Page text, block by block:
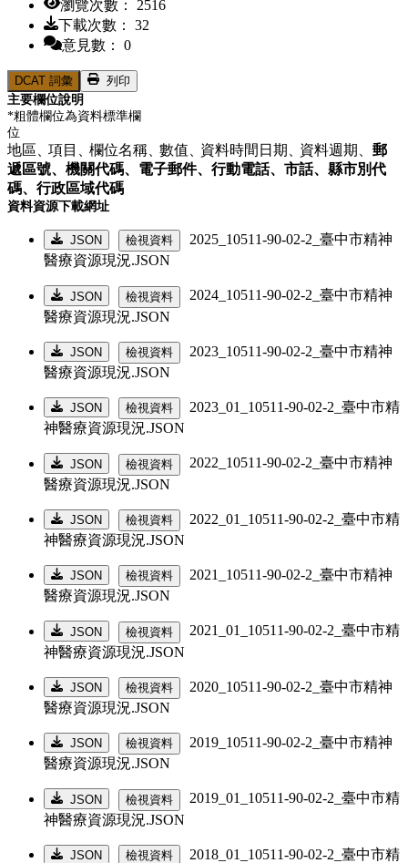
瀏覽次數： 2516
下載次數： 32
意見數： 0
DCAT 詞彙
列印
主要欄位說明
*粗體欄位為資料標準欄
位
地區、項目、欄位名稱、數值、資料時間日期、資料週期、 郵
遞區號、 機關代碼、 電子郵件、 行動電話、 市話、 縣市別代
碼、 行政區域代碼
資料資源下載網址
JSON 檢視資料
2025_10511-90-02-2_臺中市精神
醫療資源現況.JSON
JSON 檢視資料
2024_10511-90-02-2_臺中市精神
醫療資源現況.JSON
JSON 檢視資料
2023_10511-90-02-2_臺中市精神
醫療資源現況.JSON
JSON 檢視資料
2023_01_10511-90-02-2_臺中市精
神醫療資源現況.JSON
JSON 檢視資料
2022_10511-90-02-2_臺中市精神
醫療資源現況.JSON
JSON 檢視資料
2022_01_10511-90-02-2_臺中市精
神醫療資源現況.JSON
JSON 檢視資料
2021_10511-90-02-2_臺中市精神
醫療資源現況.JSON
JSON 檢視資料
2021_01_10511-90-02-2_臺中市精
神醫療資源現況.JSON
JSON 檢視資料
2020_10511-90-02-2_臺中市精神
醫療資源現況.JSON
JSON 檢視資料
2019_10511-90-02-2_臺中市精神
醫療資源現況.JSON
JSON 檢視資料
2019_01_10511-90-02-2_臺中市精
神醫療資源現況.JSON
JSON 檢視資料
2018_01_10511-90-02-2_臺中市精